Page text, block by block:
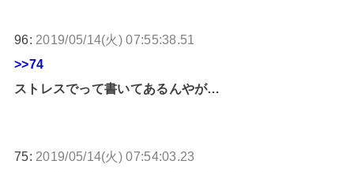
96: 2019/05/14(火) 07:55:38.51
>>74
ストレスでって書いてあるんやが…
75: 2019/05/14(火) 07:54:03.23